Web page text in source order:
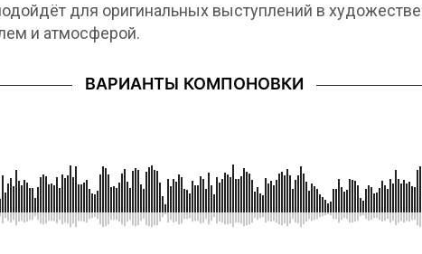
для оригинальных выступлений в
и атмосферой.
ВАРИАНТЫ КОМПОНОВКИ